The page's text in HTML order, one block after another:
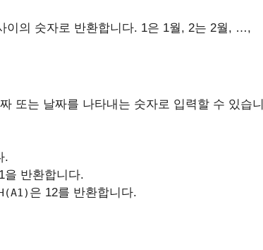
이의 숫자로 반환합니다. 1은 1월, 2는 2월, …,
또는 날짜를 나타내는 숫자로 입력할 수 있습니
.
을 반환합니다.
은 12를 반환합니다.